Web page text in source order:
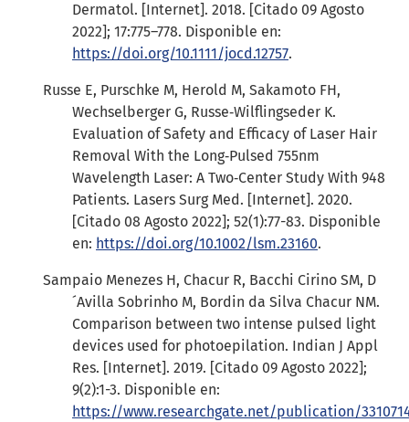
Dermatol. [Internet]. 2018. [Citado 09 Agosto
2022]; 17:775–778. Disponible en:
https://doi.org/10.1111/jocd.12757.
Russe E, Purschke M, Herold M, Sakamoto FH,
Wechselberger G, Russe‐Wilflingseder K.
Evaluation of Safety and Efficacy of Laser Hair
Removal With the Long‐Pulsed 755nm
Wavelength Laser: A Two‐Center Study With 948
Patients. Lasers Surg Med. [Internet]. 2020.
[Citado 08 Agosto 2022]; 52(1):77-83. Disponible
en: https://doi.org/10.1002/lsm.23160.
Sampaio Menezes H, Chacur R, Bacchi Cirino SM, D
´Avilla Sobrinho M, Bordin da Silva Chacur NM.
Comparison between two intense pulsed light
devices used for photoepilation. Indian J Appl
Res. [Internet]. 2019. [Citado 09 Agosto 2022];
9(2):1-3. Disponible en:
https://www.researchgate.net/publication/